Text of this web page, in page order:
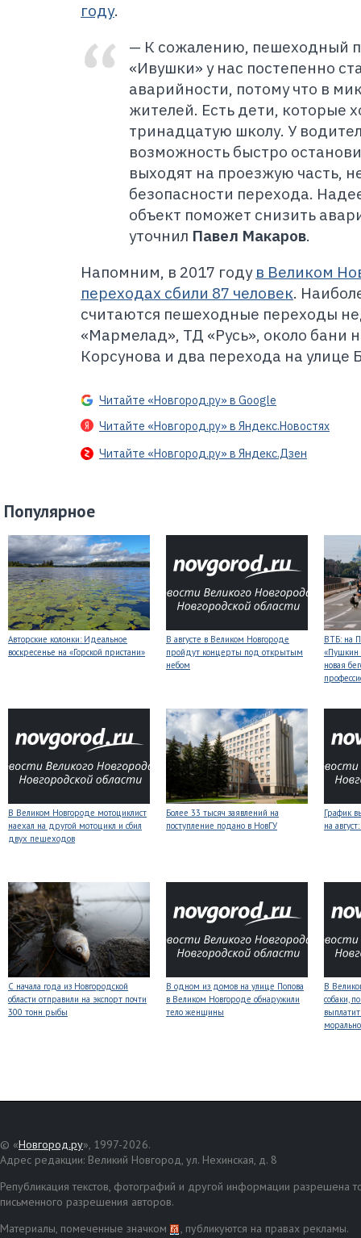
году.
— К сожалению, пешеходный
«Ивушки» у нас постепенно
аварийности, потому что в
жителей. Есть дети, которые
тринадцатую школу. У
возможность быстро
выходят на проезжую часть,
безопасности перехода.
объект поможет снизить
уточнил Павел Макаров.
Напомним, в 2017 году в Великом
переходах сбили 87 человек.
считаются пешеходные переходы
«Мармелад», ТД «Русь», около бани
Корсунова и два перехода на улице
Читайте «Новгород.ру» в Google
Читайте «Новгород.ру» в Яндекс.Новостях
Читайте «Новгород.ру» в Яндекс.Дзен
Популярное
Авторские колонки: Идеальное
воскресенье на «Горской пристани»
В августе в Великом Новгороде
пройдут концерты под открытым
небом
ВТБ: на
«Пушкин
новая
В Великом Новгороде мотоциклист
наехал на другой мотоцикл и сбил
двух пешеходов
Более 33 тысяч заявлений на
поступление подано в НовГУ
График
на
С начала года из Новгородской
области отправили на экспорт почти
300 тонн рыбы
В одном из домов на улице Попова
в Великом Новгороде обнаружили
тело женщины
В
собаки,
© «Новгород.ру», 1997-2026.
Адрес редакции: Великий Новгород, ул. Нехинская, д. 8
Републикация текстов, фотографий и другой информации разрешена
письменного разрешения авторов.
Материалы, помеченные значком
, публикуются на правах рекламы.